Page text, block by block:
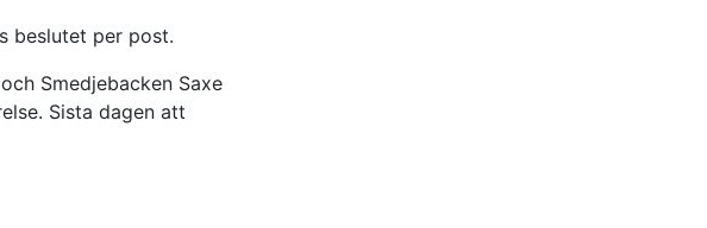
beslutet per post.
Smedjebacken Saxe
Sista dagen att